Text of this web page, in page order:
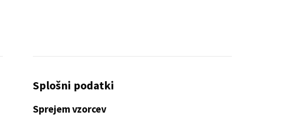
Splošni podatki
Sprejem vzorcev